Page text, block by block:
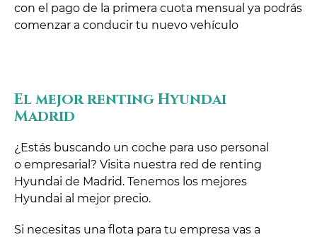
con el pago de la primera cuota mensual ya podrás
comenzar a conducir tu nuevo vehículo
El mejor renting Hyundai
Madrid
¿Estás buscando un coche para uso personal
o empresarial? Visita nuestra red de renting
Hyundai de Madrid. Tenemos los mejores
Hyundai al mejor precio.
Si necesitas una flota para tu empresa vas a